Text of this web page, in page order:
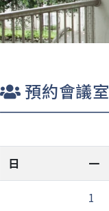
預約會議室
日 一
1